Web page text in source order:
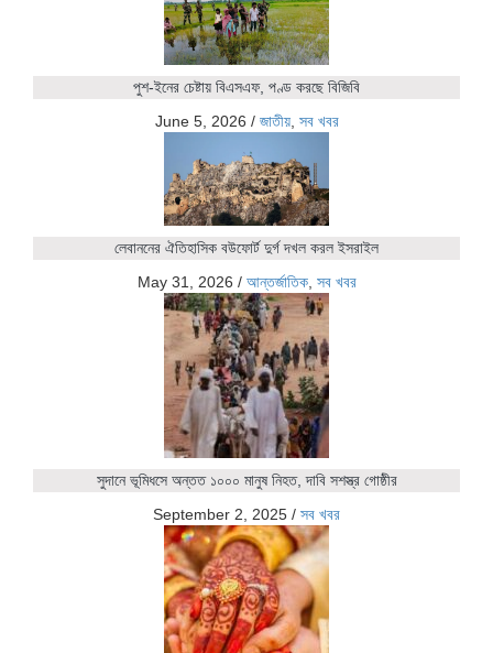
পুশ-ইনের চেষ্টায় বিএসএফ, পণ্ড করছে বিজিবি
June 5, 2026 / জাতীয়, সব খবর
লেবাননের ঐতিহাসিক বউফোর্ট দুর্গ দখল করল ইসরাইল
May 31, 2026 / আন্তর্জাতিক, সব খবর
সুদানে ভূমিধসে অন্তত ১০০০ মানুষ নিহত, দাবি সশস্ত্র গোষ্ঠীর
September 2, 2025 / সব খবর